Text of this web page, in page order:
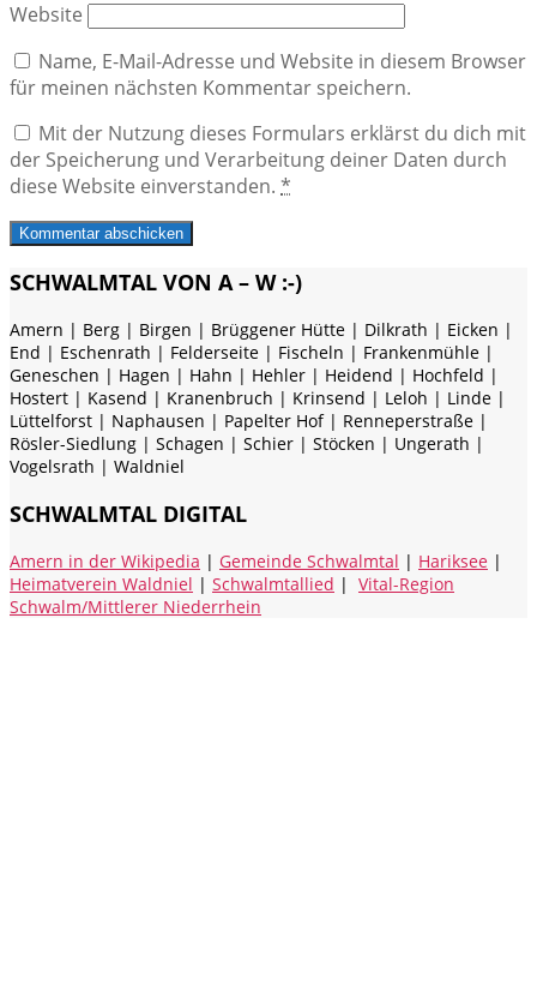
Website
Name, E-Mail-Adresse und Website in diesem Browser
für meinen nächsten Kommentar speichern.
Mit der Nutzung dieses Formulars erklärst du dich mit
der Speicherung und Verarbeitung deiner Daten durch
diese Website einverstanden. *
SCHWALMTAL VON A – W :-)
Amern | Berg | Birgen | Brüggener Hütte | Dilkrath | Eicken |
End | Eschenrath | Felderseite | Fischeln | Frankenmühle |
Geneschen | Hagen | Hahn | Hehler | Heidend | Hochfeld |
Hostert | Kasend | Kranenbruch | Krinsend | Leloh | Linde |
Lüttelforst | Naphausen | Papelter Hof | Renneperstraße |
Rösler-Siedlung | Schagen | Schier | Stöcken | Ungerath |
Vogelsrath | Waldniel
SCHWALMTAL DIGITAL
Amern in der Wikipedia | Gemeinde Schwalmtal | Hariksee |
Heimatverein Waldniel | Schwalmtallied | Vital-Region
Schwalm/Mittlerer Niederrhein